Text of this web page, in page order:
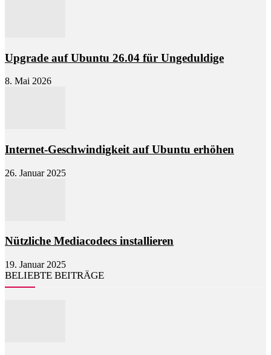
Upgrade auf Ubuntu 26.04 für Ungeduldige
8. Mai 2026
Internet-Geschwindigkeit auf Ubuntu erhöhen
26. Januar 2025
Nützliche Mediacodecs installieren
19. Januar 2025
BELIEBTE BEITRÄGE